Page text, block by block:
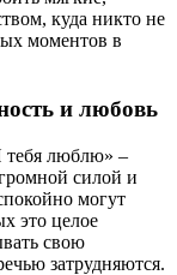
куда никто не
моментов в
и любовь
тебя люблю» –
силой и
могут
это целое
свою
затрудняются.